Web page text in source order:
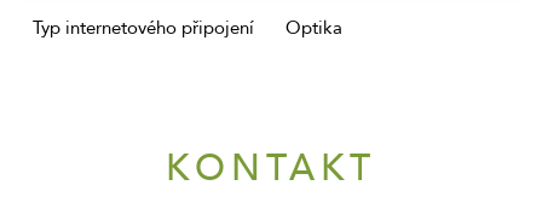
Typ internetového připojení Optika
KONTAKT